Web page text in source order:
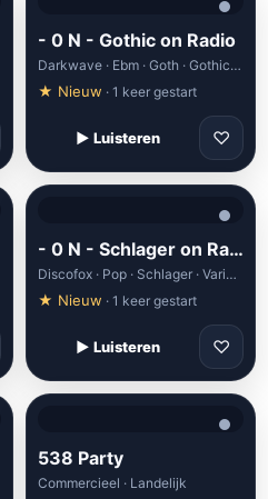
- 0 N - Gothic on Radio
Darkwave · Ebm · Goth · Gothic · Industrial
★ Nieuw · 1 keer gestart
▶ Luisteren ♡
- 0 N - Schlager on Radio
Discofox · Pop · Schlager · Various · World Music
★ Nieuw · 1 keer gestart
▶ Luisteren ♡
538 Party
Commercieel · Landelijk